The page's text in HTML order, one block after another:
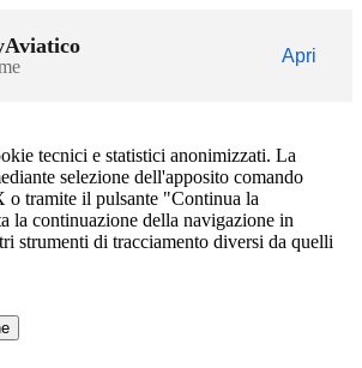
Apri
tecnici e statistici anonimizzati. La
selezione dell'apposito comando
o tramite il pulsante "Continua la
la continuazione della navigazione in
strumenti di tracciamento diversi da quelli